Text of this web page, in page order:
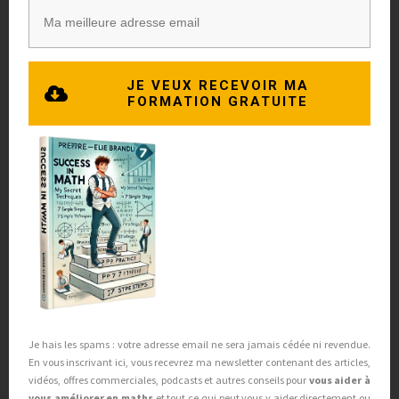
Comment transformer ses
résolutions en habitudes durables
? Le plan d’action
Alors comment s’y prendre pour intégrer
nos résolutions à nos habitudes ?
1ere étape : un pas à la fois
Nous noussurchargeons! Pleins de bonne
volonté au 1erjanvier, nous partons dans
JE VEUX RECEVOIR MA
FORMATION GRATUITE
Je hais les spams : votre adresse email ne sera jamais cédée ni revendue.
En vous inscrivant ici, vous recevrez ma newsletter contenant des articles,
vidéos, offres commerciales, podcasts et autres conseils pour vous aider à